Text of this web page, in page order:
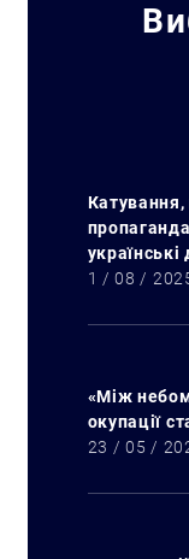
Катування,
українські
1 / 08 /
«Між
окупації
23 / 05 /